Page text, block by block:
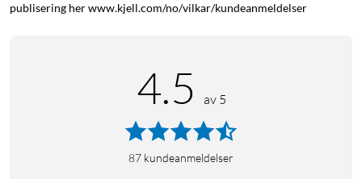
publisering her www.kjell.com/no/vilkar/kundeanmeldelser
4.5 av 5
87 kundeanmeldelser